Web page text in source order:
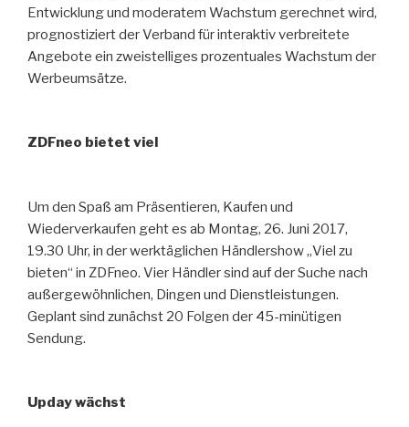
Entwicklung und moderatem Wachstum gerechnet wird,
prognostiziert der Verband für interaktiv verbreitete
Angebote ein zweistelliges prozentuales Wachstum der
Werbeumsätze.
ZDFneo bietet viel
Um den Spaß am Präsentieren, Kaufen und
Wiederverkaufen geht es ab Montag, 26. Juni 2017,
19.30 Uhr, in der werktäglichen Händlershow „Viel zu
bieten“ in ZDFneo. Vier Händler sind auf der Suche nach
außergewöhnlichen, Dingen und Dienstleistungen.
Geplant sind zunächst 20 Folgen der 45-minütigen
Sendung.
Upday wächst